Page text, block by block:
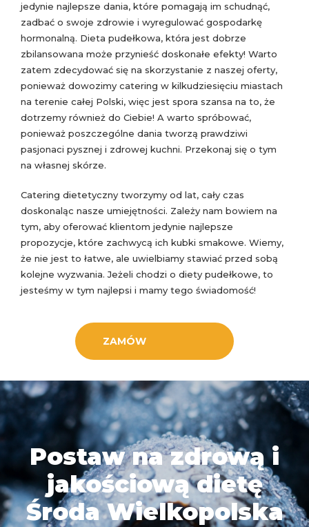
jedynie najlepsze dania, które pomagają im schudnąć,
zadbać o swoje zdrowie i wyregulować gospodarkę
hormonalną. Dieta pudełkowa, która jest dobrze
zbilansowana może przynieść doskonałe efekty! Warto
zatem zdecydować się na skorzystanie z naszej oferty,
ponieważ dowozimy catering w kilkudziesięciu miastach
na terenie całej Polski, więc jest spora szansa na to, że
dotrzemy również do Ciebie! A warto spróbować,
ponieważ poszczególne dania tworzą prawdziwi
pasjonaci pysznej i zdrowej kuchni. Przekonaj się o tym
na własnej skórze.
Catering dietetyczny tworzymy od lat, cały czas
doskonaląc nasze umiejętności. Zależy nam bowiem na
tym, aby oferować klientom jedynie najlepsze
propozycje, które zachwycą ich kubki smakowe. Wiemy,
że nie jest to łatwe, ale uwielbiamy stawiać przed sobą
kolejne wyzwania. Jeżeli chodzi o diety pudełkowe, to
jesteśmy w tym najlepsi i mamy tego świadomość!
ZAMÓW
Postaw na zdrową i
jakościową dietę
Środa Wielkopolska